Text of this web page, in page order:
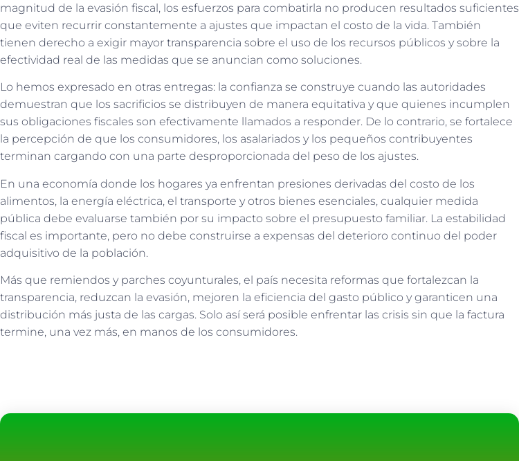
magnitud de la evasión fiscal, los esfuerzos para combatirla no producen resultados suficientes
que eviten recurrir constantemente a ajustes que impactan el costo de la vida. También
tienen derecho a exigir mayor transparencia sobre el uso de los recursos públicos y sobre la
efectividad real de las medidas que se anuncian como soluciones.
Lo hemos expresado en otras entregas: la confianza se construye cuando las autoridades
demuestran que los sacrificios se distribuyen de manera equitativa y que quienes incumplen
sus obligaciones fiscales son efectivamente llamados a responder. De lo contrario, se fortalece
la percepción de que los consumidores, los asalariados y los pequeños contribuyentes
terminan cargando con una parte desproporcionada del peso de los ajustes.
En una economía donde los hogares ya enfrentan presiones derivadas del costo de los
alimentos, la energía eléctrica, el transporte y otros bienes esenciales, cualquier medida
pública debe evaluarse también por su impacto sobre el presupuesto familiar. La estabilidad
fiscal es importante, pero no debe construirse a expensas del deterioro continuo del poder
adquisitivo de la población.
Más que remiendos y parches coyunturales, el país necesita reformas que fortalezcan la
transparencia, reduzcan la evasión, mejoren la eficiencia del gasto público y garanticen una
distribución más justa de las cargas. Solo así será posible enfrentar las crisis sin que la factura
termine, una vez más, en manos de los consumidores.